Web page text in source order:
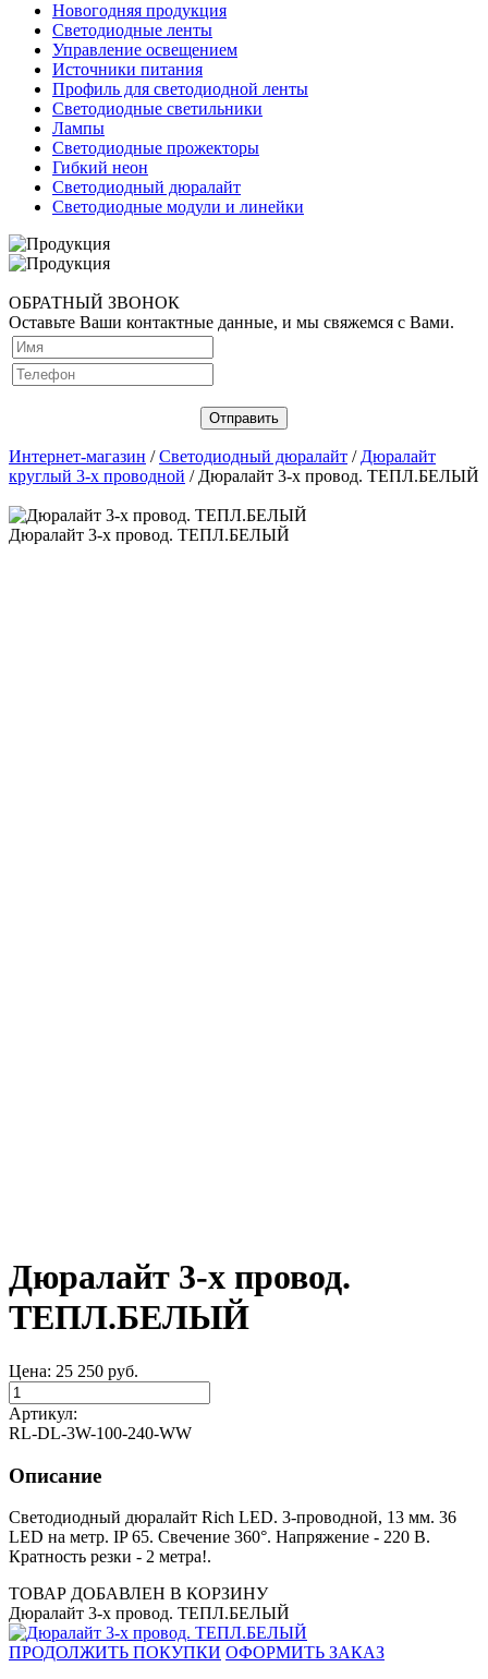
Новогодняя продукция
Светодиодные ленты
Управление освещением
Источники питания
Профиль для светодиодной ленты
Светодиодные светильники
Лампы
Светодиодные прожекторы
Гибкий неон
Светодиодный дюралайт
Светодиодные модули и линейки
ОБРАТНЫЙ ЗВОНОК
Оставьте Ваши контактные данные, и мы свяжемся с Вами.
Интернет-магазин /Светодиодный дюралайт / Дюралайт
круглый 3-х проводной / Дюралайт 3-х провод. ТЕПЛ.БЕЛЫЙ
Дюралайт 3-х провод. ТЕПЛ.БЕЛЫЙ
Дюралайт 3-х провод.
ТЕПЛ.БЕЛЫЙ
Цена: 25 250 руб.
Артикул:
RL-DL-3W-100-240-WW
Описание
Светодиодный дюралайт Rich LED. 3-проводной, 13 мм. 36
LED на метр. IP 65. Свечение 360°. Напряжение - 220 В.
Кратность резки - 2 метра!.
ТОВАР ДОБАВЛЕН В КОРЗИНУ
Дюралайт 3-х провод. ТЕПЛ.БЕЛЫЙ
ПРОДОЛЖИТЬ ПОКУПКИ ОФОРМИТЬ ЗАКАЗ